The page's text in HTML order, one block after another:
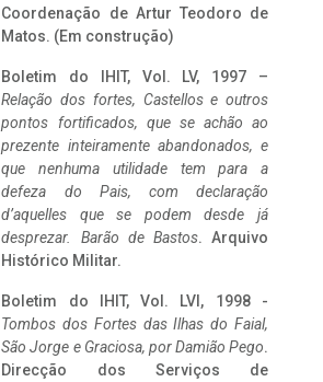
Coordenação de Artur Teodoro de
Matos. (Em construção)
Boletim do IHIT, Vol. LV, 1997 –
Relação dos fortes, Castellos e outros
pontos fortificados, que se achão ao
prezente inteiramente abandonados, e
que nenhuma utilidade tem para a
defeza do Pais, com declaração
d’aquelles que se podem desde já
desprezar. Barão de Bastos. Arquivo
Histórico Militar.
Boletim do IHIT, Vol. LVI, 1998 -
Tombos dos Fortes das Ilhas do Faial,
São Jorge e Graciosa, por Damião Pego.
Direcção dos Serviços de